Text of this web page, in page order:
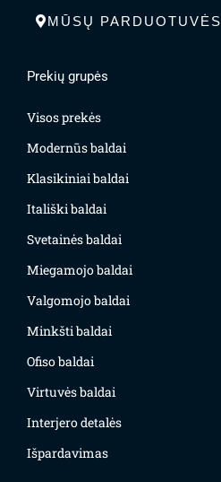
MŪSŲ PARDUOTUVĖS
Prekių grupės
Visos prekės
Modernūs baldai
Klasikiniai baldai
Itališki baldai
Svetainės baldai
Miegamojo baldai
Valgomojo baldai
Minkšti baldai
Ofiso baldai
Virtuvės baldai
Interjero detalės
Išpardavimas